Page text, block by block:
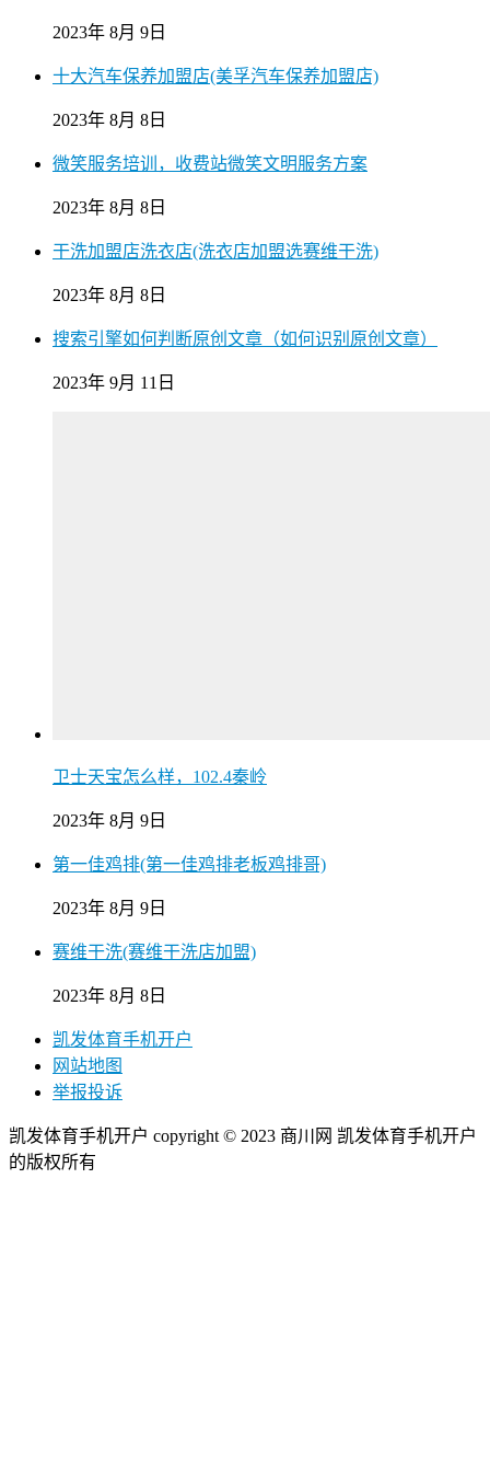
2023年 8月 9日
十大汽车保养加盟店(美孚汽车保养加盟店)
2023年 8月 8日
微笑服务培训，收费站微笑文明服务方案
2023年 8月 8日
干洗加盟店洗衣店(洗衣店加盟选赛维干洗)
2023年 8月 8日
搜索引擎如何判断原创文章（如何识别原创文章）
2023年 9月 11日
卫士天宝怎么样，102.4秦岭
2023年 8月 9日
第一佳鸡排(第一佳鸡排老板鸡排哥)
2023年 8月 9日
赛维干洗(赛维干洗店加盟)
2023年 8月 8日
凯发体育手机开户
网站地图
举报投诉
凯发体育手机开户 copyright © 2023 商川网 凯发体育手机开户
的版权所有